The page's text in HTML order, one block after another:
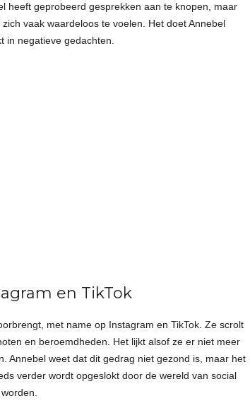
heeft geprobeerd gesprekken aan te knopen, maar
vaak waardeloos te voelen. Het doet Annebel
in negatieve gedachten.
en TikTok
met name op Instagram en TikTok. Ze scrolt
en beroemdheden. Het lijkt alsof ze er niet meer
Annebel weet dat dit gedrag niet gezond is, maar het
verder wordt opgeslokt door de wereld van social